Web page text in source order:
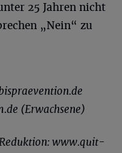
25 Jahren nicht
„Nein“ zu
(Erwachsene)
www.quit-